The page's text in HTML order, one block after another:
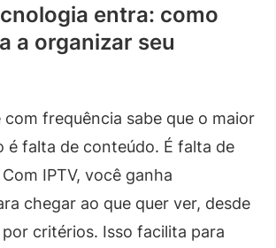
entra: como
a organizar seu
com frequência sabe que o maior
é falta de conteúdo. É falta de
IPTV, você ganha
chegar ao que quer ver, desde
critérios. Isso facilita para